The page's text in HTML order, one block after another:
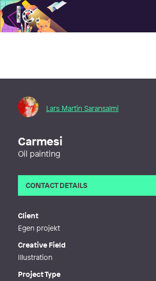
Illustratörcentrum
Lars Martin Saransalmi
Carmesi
Oil painting
CONTACT DETAILS
Web
Client
Egen projekt
Creative Field
Illustration
Project Type